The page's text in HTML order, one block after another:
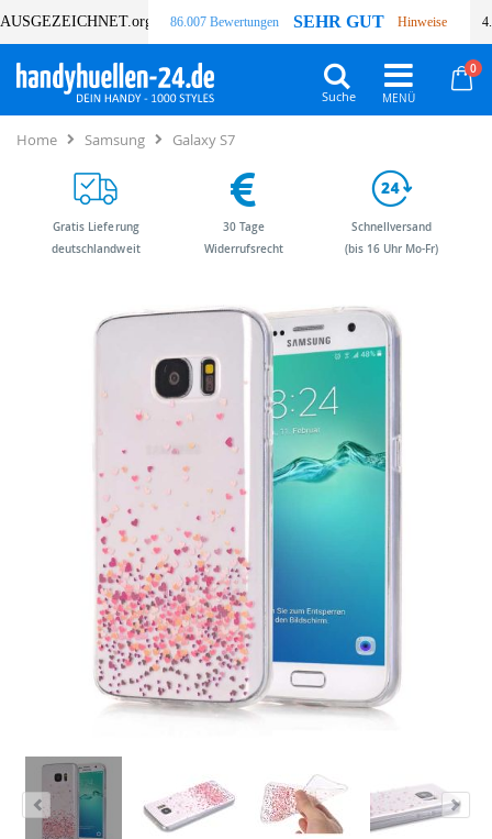
AUSGEZEICHNET.org 86.007 Bewertungen SEHR GUT Hinweise
0
Suche
Home Samsung Galaxy S7
Gratis Lieferung
deutschlandweit
30 Tage
Widerrufsrecht
Schnellversand
(bis 16 Uhr Mo-Fr)